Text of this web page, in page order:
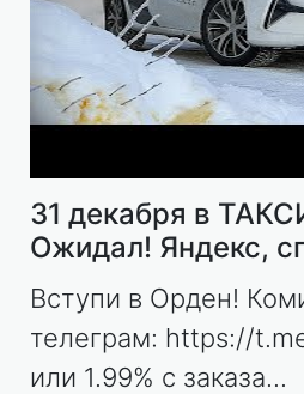
31 декабря в
Ожидал! Яндекс,
Вступи в Орден!
телеграм: https://
или 1.99% с заказа...